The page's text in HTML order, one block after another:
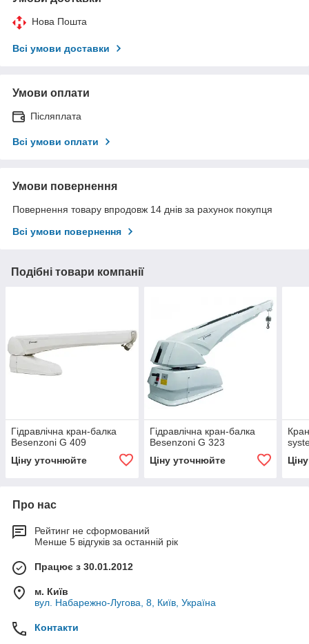
Нова Пошта
Всі умови доставки
Умови оплати
Післяплата
Всі умови оплати
Умови повернення
Повернення товару впродовж 14 днів за рахунок покупця
Всі умови повернення
Подібні товари компанії
Гідравлічна кран-балка
Besenzoni G 409
Ціну уточнюйте
Гідравлічна кран-балка
Besenzoni G 323
Ціну уточнюйте
Про нас
Рейтинг не сформований
Менше 5 відгуків за останній рік
Працює з 30.01.2012
м. Київ
вул. Набарежно-Лугова, 8, Київ, Україна
Контакти